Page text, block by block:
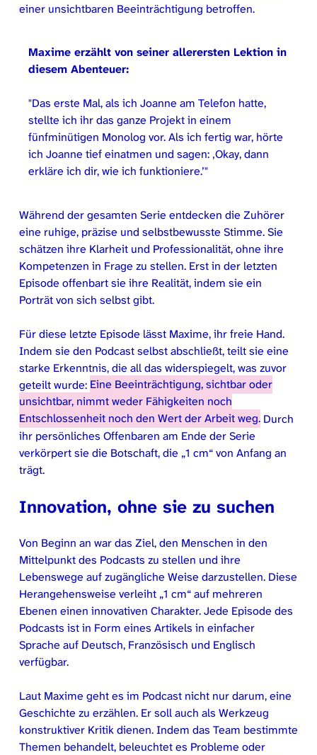
einer unsichtbaren Beeinträchtigung betroffen.
Maxime erzählt von seiner allerersten Lektion in
diesem Abenteuer:
Das erste Mal, als ich Joanne am Telefon hatte,
stellte ich ihr das ganze Projekt in einem
fünfminütigen Monolog vor. Als ich fertig war, hörte
ich Joanne tief einatmen und sagen: ‚Okay, dann
erkläre ich dir, wie ich funktioniere.’
Während der gesamten Serie entdecken die Zuhörer
eine ruhige, präzise und selbstbewusste Stimme. Sie
schätzen ihre Klarheit und Professionalität, ohne ihre
Kompetenzen in Frage zu stellen. Erst in der letzten
Episode offenbart sie ihre Realität, indem sie ein
Porträt von sich selbst gibt.
Für diese letzte Episode lässt Maxime, ihr freie Hand.
Indem sie den Podcast selbst abschließt, teilt sie eine
starke Erkenntnis, die all das widerspiegelt, was zuvor
geteilt wurde: Eine Beeinträchtigung, sichtbar oder
unsichtbar, nimmt weder Fähigkeiten noch
Entschlossenheit noch den Wert der Arbeit weg.Durch
ihr persönliches Offenbaren am Ende der Serie
verkörpert sie die Botschaft, die „1 cm“ von Anfang an
trägt.
Innovation, ohne sie zu suchen
Von Beginn an war das Ziel, den Menschen in den
Mittelpunkt des Podcasts zu stellen und ihre
Lebenswege auf zugängliche Weise darzustellen. Diese
Herangehensweise verleiht „1 cm“ auf mehreren
Ebenen einen innovativen Charakter. Jede Episode des
Podcasts ist in Form eines Artikels in einfacher
Sprache auf Deutsch, Französisch und Englisch
verfügbar.
Laut Maxime geht es im Podcast nicht nur darum, eine
Geschichte zu erzählen. Er soll auch als Werkzeug
konstruktiver Kritik dienen. Indem das Team bestimmte
Themen behandelt, beleuchtet es Probleme oder